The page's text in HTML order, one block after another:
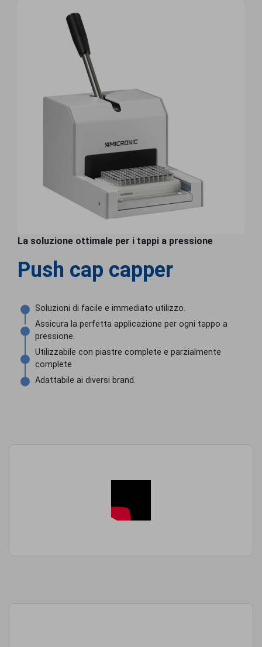
La soluzione ottimale per i tappi a pressione
Push cap capper
Soluzioni di facile e immediato utilizzo.
Assicura la perfetta applicazione per ogni tappo a
pressione.
Utilizzabile con piastre complete e parzialmente
complete
Adattabile ai diversi brand.